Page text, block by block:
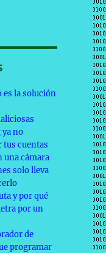
es la solución
no
tus cuentas
una cámara
solo lleva
y por qué
por un
de
programar